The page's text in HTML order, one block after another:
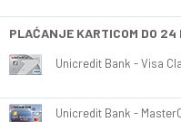
PLAĆANJE KARTICOM DO 24
Unicredit Bank - Visa
Unicredit Bank -